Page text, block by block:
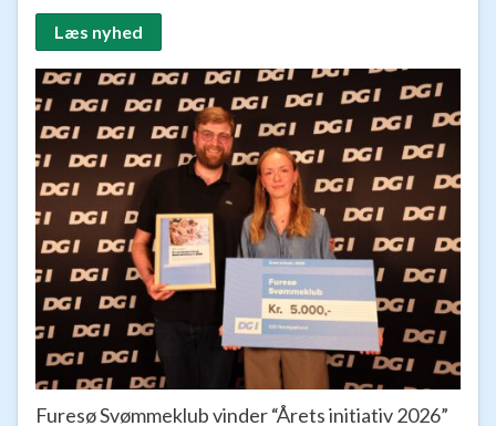
Læs nyhed
Furesø Svømmeklub vinder “Årets initiativ 2026”